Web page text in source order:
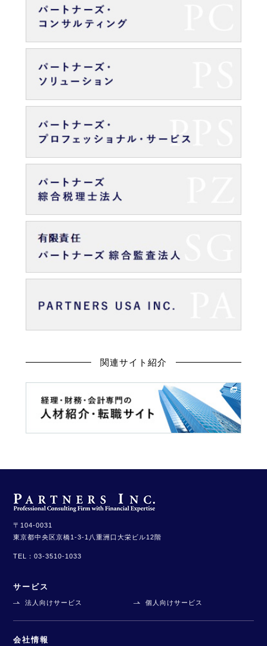
関連サイト紹介
〒104-0031
東京都中央区京橋1-3-1 八重洲口大栄ビル12階
TEL：03-3510-1033
サービス
法人向けサービス 個人向けサービス
会社情報